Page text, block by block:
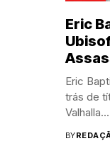
Eric
Eric
trás de
Valhalla...
BY